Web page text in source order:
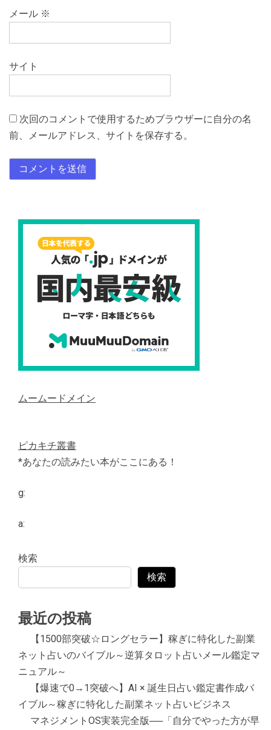
メール ※
サイト
次回のコメントで使用するためブラウザーに自分の名
前、メールアドレス、サイトを保存する。
ムームードメイン
ピカキチ叢書
*あなたの読みたい本がここにある！
g:
a:
検索
検索
最近の投稿
【1500部突破☆ロングセラー】稼ぎに特化した副業
ネット占いのバイブル～逆算タロット占いメール鑑定マ
ニュアル～
【爆速で0→1突破へ】AI × 誕生日占い鑑定書作成バ
イブル～稼ぎに特化した副業ネット占いビジネス
マネジメントOS実装完全版──「自分でやった方が早